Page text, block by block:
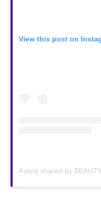
View this post on
A post shared by